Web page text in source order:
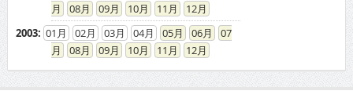
08
09 10 11
12
2003: 01 02 03 04 05 06
07
08
09 10 11 12